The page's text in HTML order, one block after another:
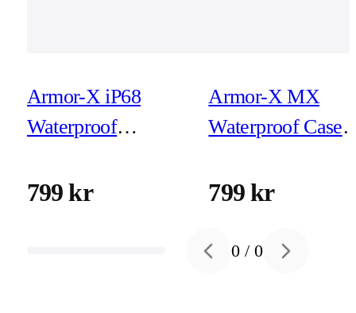
Armor-X iP68
Waterproof
iPhone 16e
799 kr
Armor-X MX
Waterproof Case
799 kr
Previous slide
0 /0 Next slide